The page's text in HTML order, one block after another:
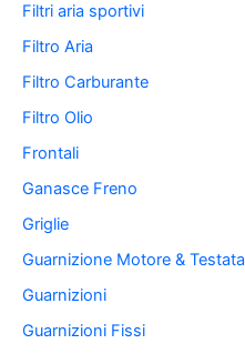
Filtri aria sportivi
Filtro Aria
Filtro Carburante
Filtro Olio
Frontali
Ganasce Freno
Griglie
Guarnizione Motore & Testata
Guarnizioni
Guarnizioni Fissi